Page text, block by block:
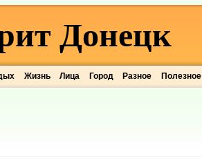
Жизнь Лица Город Разное Полезное
Донецк